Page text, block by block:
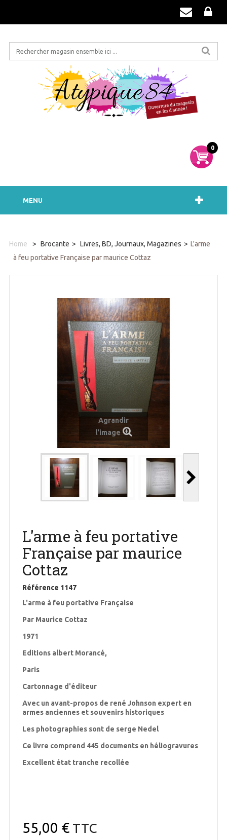
0
MENU
Home > Brocante > Livres, BD, Journaux, Magazines > L'arme
à feu portative Française par maurice Cottaz
Agrandir
l'image
L'arme à feu portative
Française par maurice
Cottaz
Référence 1147
L'arme à feu portative Française
Par Maurice Cottaz
1971
Editions albert Morancé,
Paris
Cartonnage d'éditeur
Avec un avant-propos de rené Johnson expert en
armes anciennes et souvenirs historiques
Les photographies sont de serge Nedel
Ce livre comprend 445 documents en héliogravures
Excellent état tranche recollée
55,00 €TTC